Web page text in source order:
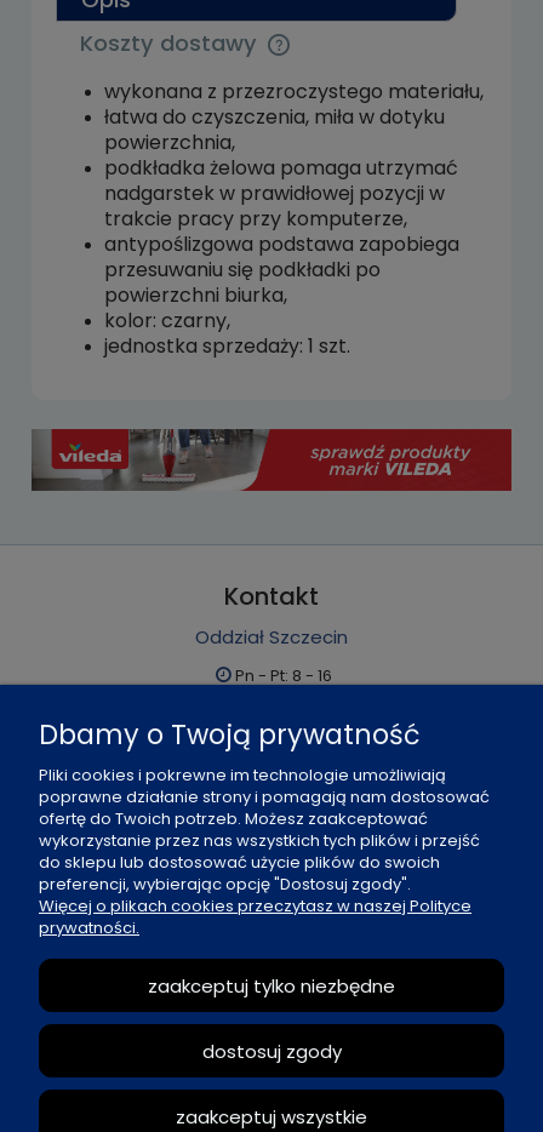
Koszty dostawy
Cena nie zawiera ewentualnych kosztów
płatności
wykonana z przezroczystego materiału,
łatwa do czyszczenia, miła w dotyku
powierzchnia,
podkładka żelowa pomaga utrzymać
nadgarstek w prawidłowej pozycji w
trakcie pracy przy komputerze,
antypoślizgowa podstawa zapobiega
przesuwaniu się podkładki po
powierzchni biurka,
kolor: czarny,
jednostka sprzedaży: 1 szt.
Kontakt
Oddział Szczecin
Pn - Pt: 8 - 16
91 484 07 06
biuro@office-land.pl
Fax: 91 484 49 27
O nas
Zasady sprzedaży
Reklamacje i zwroty
Moje konto
Dbamy o Twoją prywatność
Pliki cookies i pokrewne im technologie umożliwiają
poprawne działanie strony i pomagają nam dostosować
ofertę do Twoich potrzeb. Możesz zaakceptować
wykorzystanie przez nas wszystkich tych plików i przejść
do sklepu lub dostosować użycie plików do swoich
preferencji, wybierając opcję "Dostosuj zgody".
Więcej o plikach cookies przeczytasz w naszej Polityce
prywatności.
zaakceptuj tylko niezbędne
dostosuj zgody
zaakceptuj wszystkie